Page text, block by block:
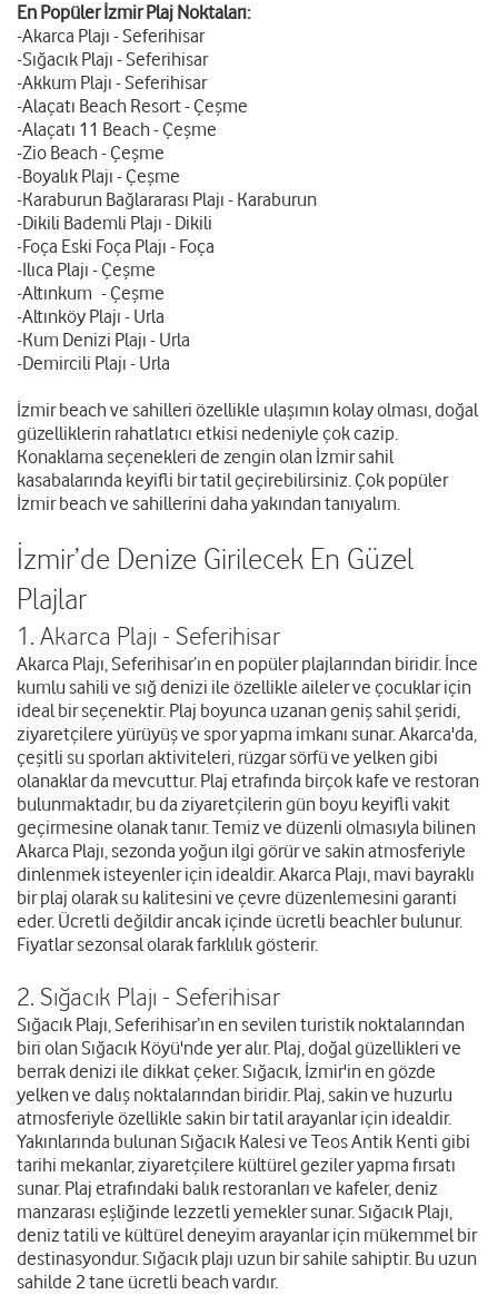
En Popüler İzmir Plaj Noktaları:
-Akarca Plajı - Seferihisar
-Sığacık Plajı - Seferihisar
-Akkum Plajı - Seferihisar
-Alaçatı Beach Resort - Çeşme
-Alaçatı 11 Beach - Çeşme
-Zio Beach - Çeşme
-Boyalık Plajı - Çeşme
-Karaburun Bağlararası Plajı - Karaburun
-Dikili Bademli Plajı - Dikili
-Foça Eski Foça Plajı - Foça
-Ilıca Plajı - Çeşme
-Altınkum - Çeşme
-Altınköy Plajı - Urla
-Kum Denizi Plajı - Urla
-Demircili Plajı - Urla
İzmir beach ve sahilleri özellikle ulaşımın kolay olması, doğal
güzelliklerin rahatlatıcı etkisi nedeniyle çok cazip.
Konaklama seçenekleri de zengin olan İzmir sahil
kasabalarında keyifli bir tatil geçirebilirsiniz. Çok popüler
İzmir beach ve sahillerini daha yakından tanıyalım.
İzmir’de Denize Girilecek En Güzel
Plajlar
1. Akarca Plajı - Seferihisar
Akarca Plajı, Seferihisar’ın en popüler plajlarından biridir. İnce
kumlu sahili ve sığ denizi ile özellikle aileler ve çocuklar için
ideal bir seçenektir. Plaj boyunca uzanan geniş sahil şeridi,
ziyaretçilere yürüyüş ve spor yapma imkanı sunar. Akarca'da,
çeşitli su sporları aktiviteleri, rüzgar sörfü ve yelken gibi
olanaklar da mevcuttur. Plaj etrafında birçok kafe ve restoran
bulunmaktadır, bu da ziyaretçilerin gün boyu keyifli vakit
geçirmesine olanak tanır. Temiz ve düzenli olmasıyla bilinen
Akarca Plajı, sezonda yoğun ilgi görür ve sakin atmosferiyle
dinlenmek isteyenler için idealdir. Akarca Plajı, mavi bayraklı
bir plaj olarak su kalitesini ve çevre düzenlemesini garanti
eder. Ücretli değildir ancak içinde ücretli beachler bulunur.
Fiyatlar sezonsal olarak farklılık gösterir.
2. Sığacık Plajı - Seferihisar
Sığacık Plajı, Seferihisar’ın en sevilen turistik noktalarından
biri olan Sığacık Köyü'nde yer alır. Plaj, doğal güzellikleri ve
berrak denizi ile dikkat çeker. Sığacık, İzmir'in en gözde
yelken ve dalış noktalarından biridir. Plaj, sakin ve huzurlu
atmosferiyle özellikle sakin bir tatil arayanlar için idealdir.
Yakınlarında bulunan Sığacık Kalesi ve Teos Antik Kenti gibi
tarihi mekanlar, ziyaretçilere kültürel geziler yapma fırsatı
sunar. Plaj etrafındaki balık restoranları ve kafeler, deniz
manzarası eşliğinde lezzetli yemekler sunar. Sığacık Plajı,
deniz tatili ve kültürel deneyim arayanlar için mükemmel bir
destinasyondur. Sığacık plajı uzun bir sahile sahiptir. Bu uzun
sahilde 2 tane ücretli beach vardır.